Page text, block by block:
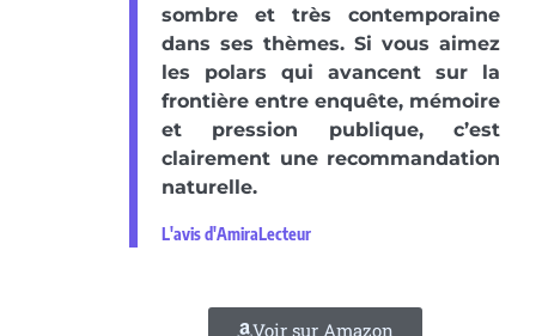
sombre et très contemporaine
dans ses thèmes. Si vous aimez
les polars qui avancent sur la
frontière entre enquête, mémoire
et pression publique, c’est
clairement une recommandation
naturelle.
L'avis d'AmiraLecteur
Voir sur Amazon